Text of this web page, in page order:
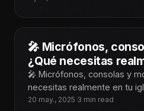
🎤 Micrófonos,
¿Qué necesitas
iglesia?
🎤 Micrófonos, consolas y
necesitas realmente en tu
¡Tecnoiglesiólogos! Cuando
20 may., 2025·3 min read